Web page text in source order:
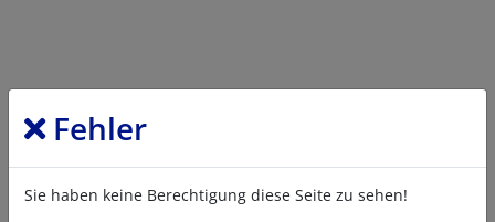
Fehler
Sie haben keine Berechtigung diese Seite zu sehen!